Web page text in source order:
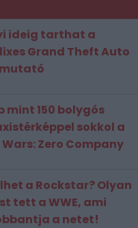
ideig tarthat a
Grand Theft Auto
mint 150 bolygós
sokkol a
Zero Company
a Rockstar? Olyan
tett a WWE, ami
a netet!